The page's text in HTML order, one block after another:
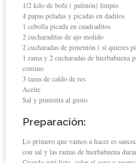
1/2 kilo de bofe ( pulmón) limpio
4 papas peladas y picadas en daditos
1 cebolla picada en cuadraditos
2 cucharaditas de ajo molido
2 cucharadas de pimentón ( si quieres
1 rama y 2 cucharadas de hierbabuena
comino
3 tazas de caldo de res
Aceite
Sal y pimienta al gusto
Preparación:
Lo primero que vamos a hacer es
con sal y las ramas de hierbabuena